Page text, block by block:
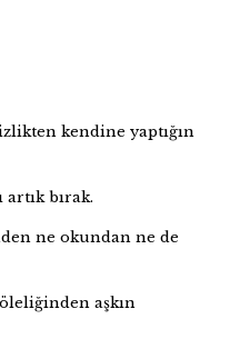
kendine yaptığın
bırak.
ne okundan ne de
aşkın